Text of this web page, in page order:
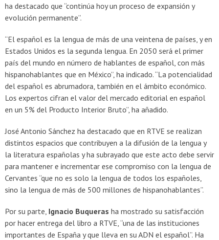
ha destacado que “continúa hoy un proceso de expansión y
evolución permanente”.
“El español es la lengua de más de una veintena de países, y en
Estados Unidos es la segunda lengua. En 2050 será el primer
país del mundo en número de hablantes de español, con más
hispanohablantes que en México”, ha indicado. “La potencialidad
del español es abrumadora, también en el ámbito económico.
Los expertos cifran el valor del mercado editorial en español
en un 5% del Producto Interior Bruto”, ha añadido.
José Antonio Sánchez ha destacado que en RTVE se realizan
distintos espacios que contribuyen a la difusión de la lengua y
la literatura españolas y ha subrayado que este acto debe servir
para mantener e incrementar ese compromiso con la lengua de
Cervantes “que no es solo la lengua de todos los españoles,
sino la lengua de más de 500 millones de hispanohablantes”.
Por su parte, Ignacio Buqueras ha mostrado su satisfacción
por hacer entrega del libro a RTVE, “una de las instituciones
importantes de España y que lleva en su ADN el español”. Ha